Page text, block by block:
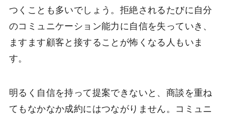
つくことも多いでしょう。拒絶されるたびに自分
のコミュニケーション能力に自信を失っていき、
ますます顧客と接することが怖くなる人もいま
す。
明るく自信を持って提案できないと、商談を重ね
てもなかなか成約にはつながりません。コミュニ